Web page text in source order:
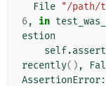
  File
"/path/
6, in
estion
recently() ,